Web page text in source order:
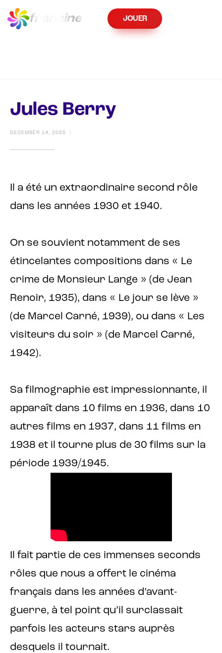
fran cine JOUER
Jules Berry
DECEMBER 14, 2025
Il a été un extraordinaire second rôle
dans les années 1930 et 1940.
On se souvient notamment de ses
étincelantes compositions dans « Le
crime de Monsieur Lange » (de Jean
Renoir, 1935), dans « Le jour se lève »
(de Marcel Carné, 1939), ou dans « Les
visiteurs du soir » (de Marcel Carné,
1942).
Sa filmographie est impressionnante, il
apparaît dans 10 films en 1936, dans 10
autres films en 1937, dans 11 films en
1938 et il tourne plus de 30 films sur la
période 1939/1945.
Il fait partie de ces immenses seconds
rôles que nous a offert le cinéma
français dans les années d’avant-
guerre, à tel point qu’il surclassait
parfois les acteurs stars auprès
desquels il tournait.